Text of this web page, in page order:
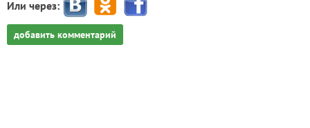
Или через:
добавить комментарий